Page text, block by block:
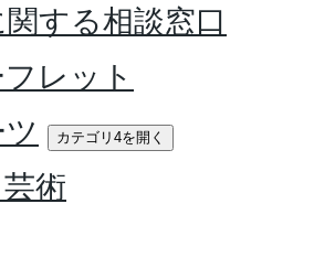
する相談窓口
レット
カテゴリ4を開く
術